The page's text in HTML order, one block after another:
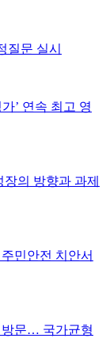
질문 실시
’ 연속 최고 영
의 방향과 과제
민안전 치안서
방문… 국가균형